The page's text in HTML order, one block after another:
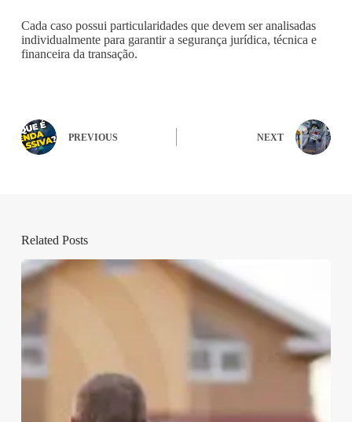
Cada caso possui particularidades que devem ser analisadas
individualmente para garantir a segurança jurídica, técnica e
financeira da transação.
PREVIOUS NEXT
Related Posts